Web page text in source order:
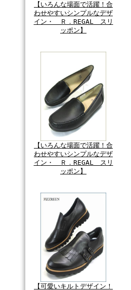
【いろんな場面で活躍！合
わせやすいシンプルなデザ
イン・ Ｒ．REGAL スリ
ッポン】
【いろんな場面で活躍！合
わせやすいシンプルなデザ
イン・ Ｒ．REGAL スリ
ッポン】
【可愛いキルトデザイン！